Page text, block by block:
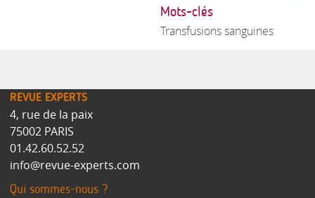
Mots-clés
Transfusions sanguines
REVUE EXPERTS
4, rue de la paix
75002 PARIS
01.42.60.52.52
info@revue-experts.com
Qui sommes-nous ?